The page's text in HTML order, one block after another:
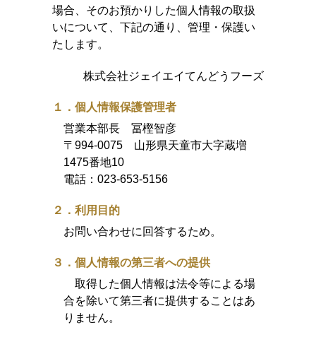
場合、そのお預かりした個人情報の取扱
いについて、下記の通り、管理・保護い
たします。
株式会社ジェイエイてんどうフーズ
１．個人情報保護管理者
営業本部長 冨樫智彦
〒994-0075 山形県天童市大字蔵増
1475番地10
電話： 023-653-5156
２．利用目的
お問い合わせに回答するため。
３．個人情報の第三者への提供
取得した個人情報は法令等による場
合を除いて第三者に提供することはあ
りません。